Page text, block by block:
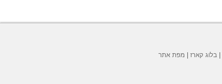
| בלוג קארז | מפת אתר